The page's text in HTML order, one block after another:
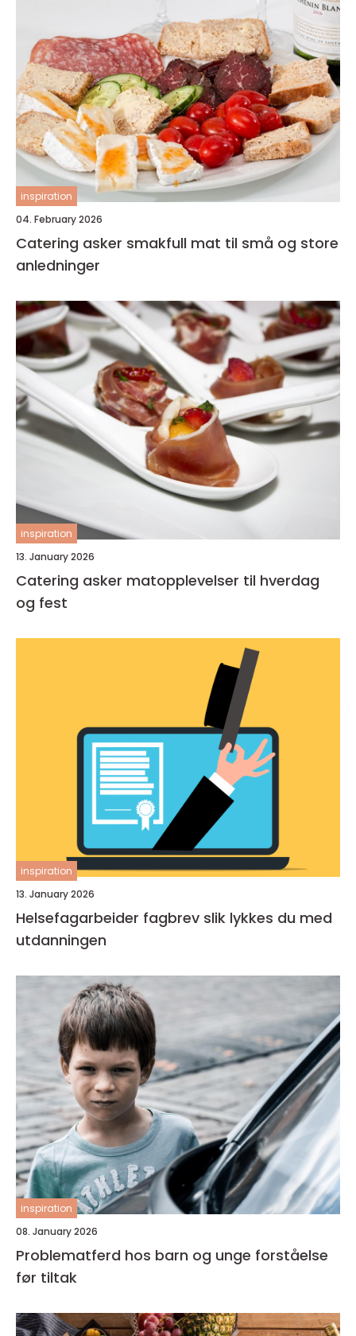
inspiration
04. February 2026
Catering asker smakfull mat til små og store
anledninger
inspiration
13. January 2026
Catering asker matopplevelser til hverdag
og fest
inspiration
13. January 2026
Helsefagarbeider fagbrev slik lykkes du med
utdanningen
inspiration
08. January 2026
Problematferd hos barn og unge forståelse
før tiltak